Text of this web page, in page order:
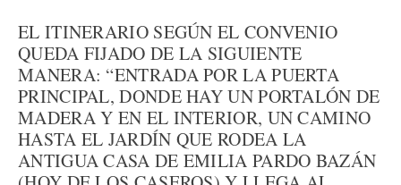
EL ITINERARIO SEGÚN EL CONVENIO
QUEDA FIJADO DE LA SIGUIENTE
MANERA: “ENTRADA POR LA PUERTA
PRINCIPAL, DONDE HAY UN PORTALÓN DE
MADERA Y EN EL INTERIOR, UN CAMINO
HASTA EL JARDÍN QUE RODEA LA
ANTIGUA CASA DE EMILIA PARDO BAZÁN